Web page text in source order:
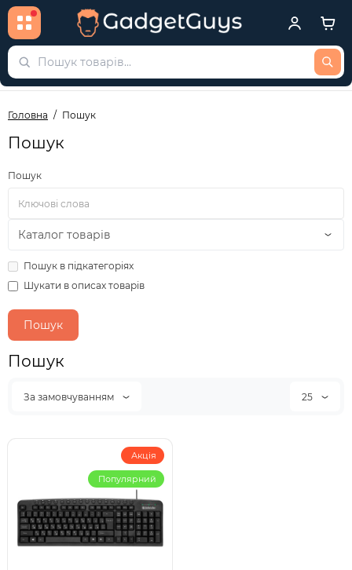
Головна Пошук
Пошук
Пошук
Пошук в підкатегоріях
Шукати в описах товарів
Пошук
За замовчуванням 25
Акція
Популярний